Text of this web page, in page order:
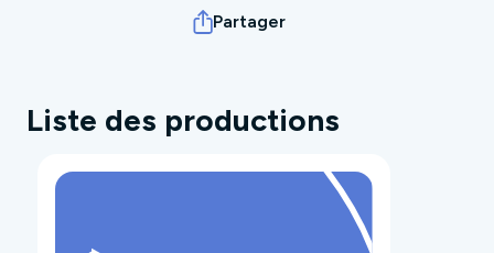
Partager
Liste des productions